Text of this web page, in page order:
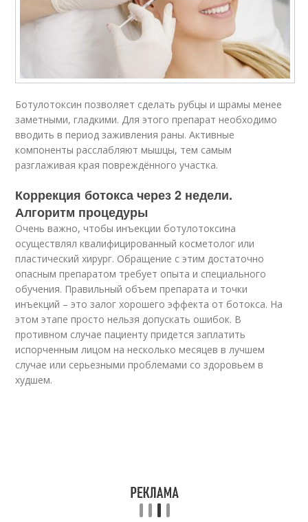
Ботулотоксин позволяет сделать рубцы и шрамы менее
заметными, гладкими. Для этого препарат необходимо
вводить в период заживления раны. Активные
компоненты расслабляют мышцы, тем самым
разглаживая края повреждённого участка.
Коррекция ботокса через 2 недели.
Алгоритм процедуры
Очень важно, чтобы инъекции ботулотоксина
осуществлял квалифицированный косметолог или
пластический хирург. Обращение с этим достаточно
опасным препаратом требует опыта и специального
обучения. Правильный объем препарата и точки
инъекций – это залог хорошего эффекта от ботокса. На
этом этапе просто нельзя допускать ошибок. В
противном случае пациенту придется заплатить
испорченным лицом на несколько месяцев в лучшем
случае или серьезными проблемами со здоровьем в
худшем.